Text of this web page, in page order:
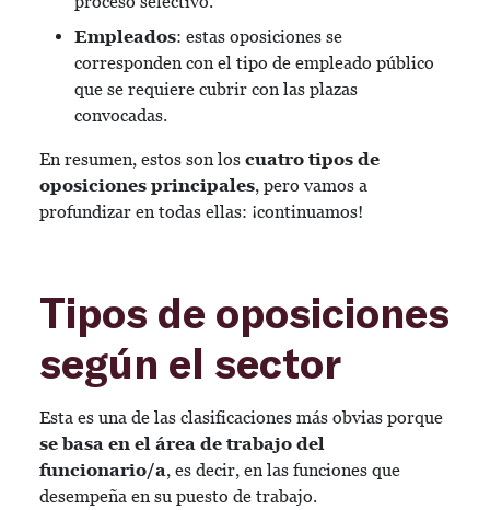
Empleados: estas oposiciones se
corresponden con el tipo de empleado público
que se requiere cubrir con las plazas
convocadas.
En resumen, estos son los cuatro tipos de
oposiciones principales, pero vamos a
profundizar en todas ellas: ¡continuamos!
Tipos de oposiciones
según el sector
Esta es una de las clasificaciones más obvias porque
se basa en el área de trabajo del
funcionario/a, es decir, en las funciones que
desempeña en su puesto de trabajo.